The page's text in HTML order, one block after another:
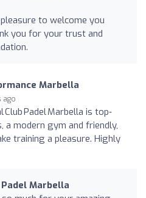
to welcome you
you for your trust and
Marbella
ago
Club Padel Marbella is top‐
a modern gym and friendly,
training a pleasure. Highly
Padel Marbella